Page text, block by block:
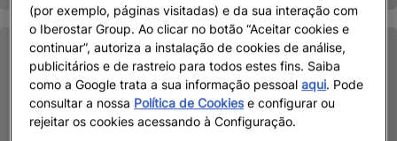
(por exemplo, páginas visitadas) e da sua interação com
o Iberostar Group. Ao clicar no botão “Aceitar cookies e
continuar”, autoriza a instalação de cookies de análise,
publicitários e de rastreio para todos estes fins. Saiba
como a Google trata a sua informação pessoalaqui. Pode
consultar a nossa Política de Cookiese configurar ou
rejeitar os cookies acessando à Configuração.